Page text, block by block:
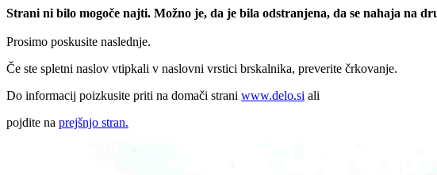
Strani ni bilo mogoče najti. Možno je, da je bila odstranjena, da se nahaja na
Prosimo poskusite naslednje.
Če ste spletni naslov vtipkali v naslovni vrstici brskalnika, preverite črkovanje.
Do informacij poizkusite priti na domači strani www.delo.si ali
pojdite na prejšnjo stran.